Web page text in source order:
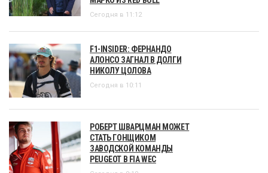
Сегодня в 11:12
F1-INSIDER: ФЕРНАНДО
АЛОНСО ЗАГНАЛ В ДОЛГИ
НИКОЛУ ЦОЛОВА
Сегодня в 10:11
РОБЕРТ ШВАРЦМАН МОЖЕТ
СТАТЬ ГОНЩИКОМ
ЗАВОДСКОЙ КОМАНДЫ
PEUGEOT В FIA WEC